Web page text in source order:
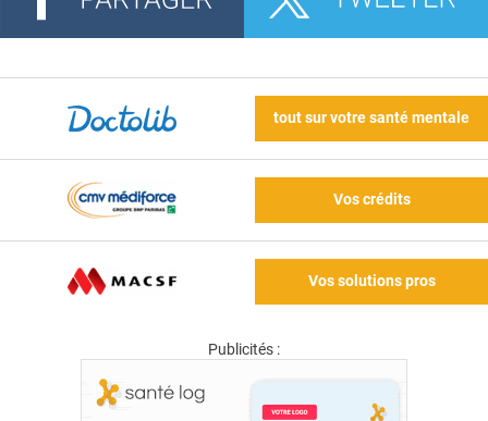
tout sur votre santé mentale
Vos crédits
Vos solutions pros
Publicités :